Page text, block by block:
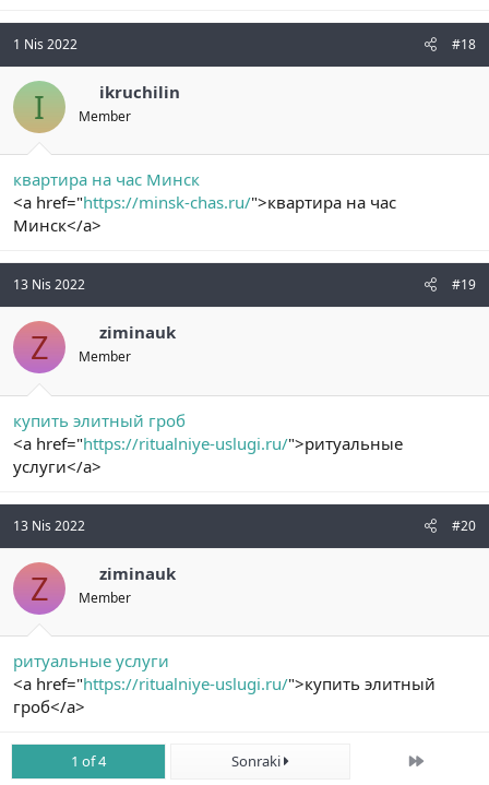
1 Nis 2022 #18
I ikruchilin
Member
квартира на час Минск
<a href="https://minsk-chas.ru/">квартира на час
Минск</a>
13 Nis 2022 #19
Z ziminauk
Member
купить элитный гроб
<a href="https://ritualniye-uslugi.ru/">ритуальные
услуги</a>
13 Nis 2022 #20
Z ziminauk
Member
ритуальные услуги
<a href="https://ritualniye-uslugi.ru/">купить элитный
гроб</a>
1 of 4 Sonraki Son